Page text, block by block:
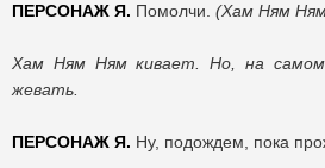
ПЕРСОНАЖ Я. Помолчи. (Хам Ням
Хам Ням Ням кивает. Но, на самом
жевать.
ПЕРСОНАЖ Я. Ну, подождем, пока